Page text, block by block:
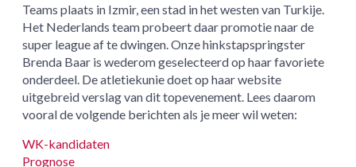
Teams plaats in Izmir, een stad in het westen van Turkije.
Het Nederlands team probeert daar promotie naar de
super league af te dwingen. Onze hinkstapspringster
Brenda Baar is wederom geselecteerd op haar favoriete
onderdeel. De atletiekunie doet op haar website
uitgebreid verslag van dit topevenement. Lees daarom
vooral de volgende berichten als je meer wil weten:
WK-kandidaten
Prognose